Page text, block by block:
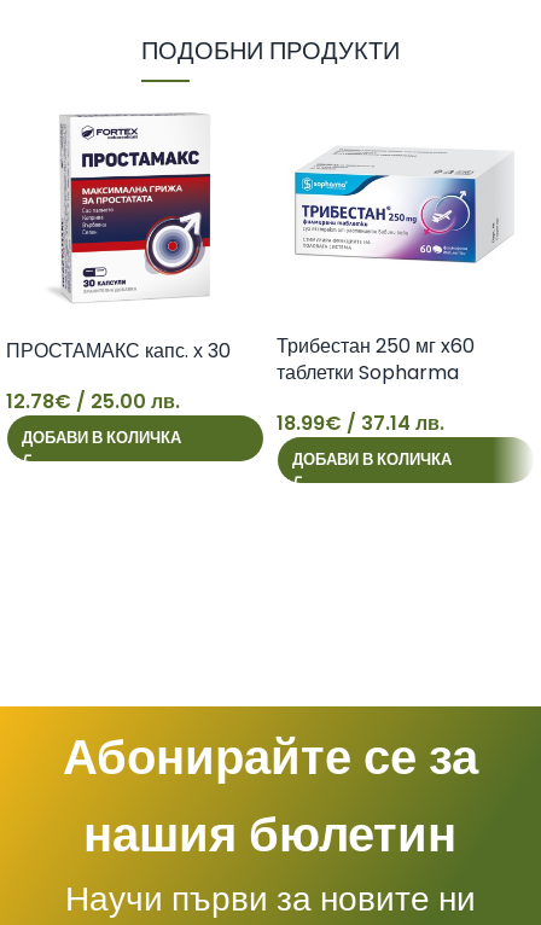
ПОДОБНИ ПРОДУКТИ
12
ПРОСТАМАКС капс. х 30
12.78€ / 25.00 лв.
ДОБАВИ В КОЛИЧКА 18
Трибестан 250 мг x60
таблетки Sopharma
18.99€ / 37.14 лв.
ДОБАВИ В КОЛИЧКА
Абонирайте се за
нашия бюлетин
Научи първи за новите ни